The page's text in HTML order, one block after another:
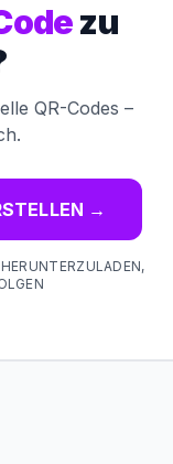
zu
QR-Codes –
→